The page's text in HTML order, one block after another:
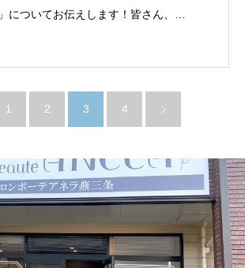
についてお伝えします！皆さん、…
1 2 3 4